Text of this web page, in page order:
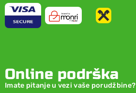
Online podrška
Imate pitanje u vezi vaše porudžbine?